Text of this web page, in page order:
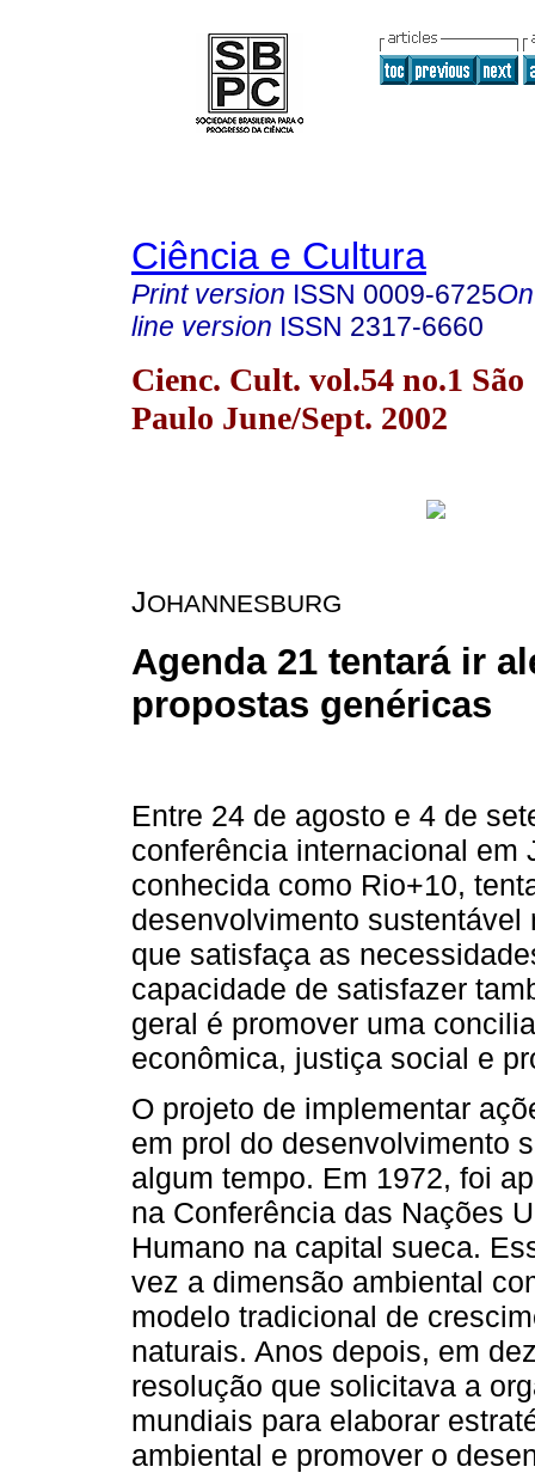
Ciência e Cultura
Print version ISSN 0009-6725
line version ISSN 2317-6660
Cienc. Cult. vol.54 no.1 São
Paulo June/Sept. 2002
JOHANNESBURG
Agenda 21 tentará ir
propostas genéricas
Entre 24 de agosto e 4 de
conferência internacional em
conhecida como Rio+10,
desenvolvimento
que satisfaça as
capacidade de satisfazer
geral é promover uma
econômica, justiça social e
O projeto de implementar
em prol do desenvolvimento
algum tempo. Em 1972, foi
na Conferência das Nações
Humano na capital sueca.
vez a dimensão ambiental
modelo tradicional de
naturais. Anos depois, em
resolução que solicitava a
mundiais para elaborar
ambiental e promover o